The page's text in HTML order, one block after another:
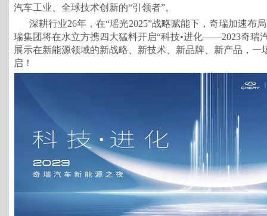
汽车工业、全球技术创新的“引领者”。
深耕行业26年，在“瑶光2025”战略赋能下，奇瑞加速布
瑞集团将在水立方携四大猛料开启“科技•进化——2023奇瑞
展示在新能源领域的新战略、新技术、新品牌、新产品，一
启！